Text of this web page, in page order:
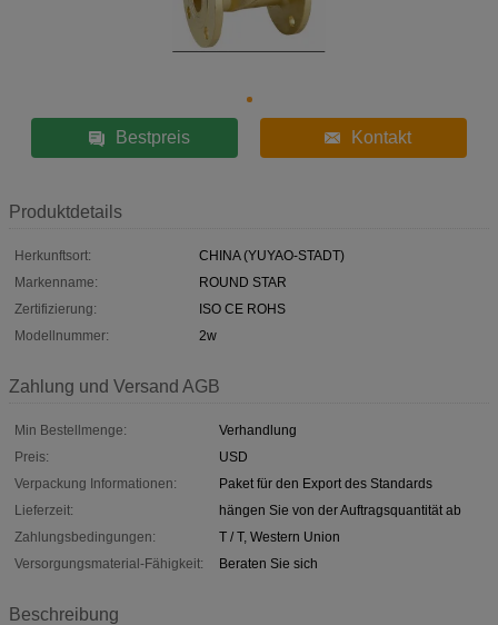
Bestpreis Kontakt
Produktdetails
Herkunftsort:
CHINA (YUYAO-STADT)
Markenname:
ROUND STAR
Zertifizierung:
ISO CE ROHS
Modellnummer:
2w
Zahlung und Versand AGB
Min Bestellmenge:
Verhandlung
Preis:
USD
Verpackung Informationen:
Paket für den Export des Standards
Lieferzeit:
hängen Sie von der Auftragsquantität ab
Zahlungsbedingungen:
T / T, Western Union
Versorgungsmaterial-Fähigkeit:
Beraten Sie sich
Beschreibung